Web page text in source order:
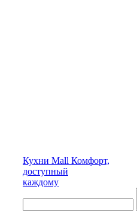
Кухни Mall Комфорт,
доступный
каждому